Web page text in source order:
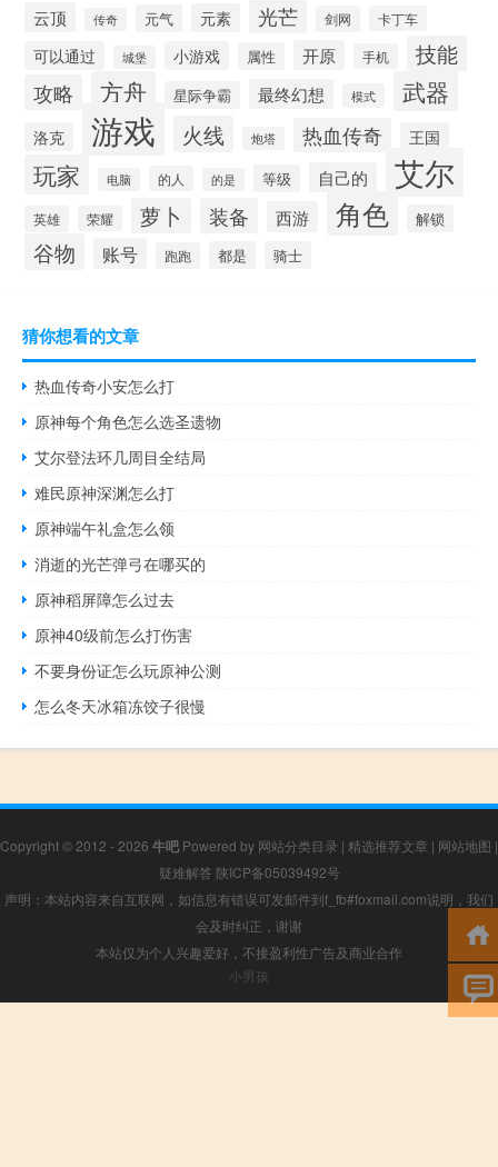
云顶 传奇 元气 元素 光芒 剑网 卡丁车
可以通过 城堡 小游戏 属性 开原 手机
技能
攻略
方舟 星际争霸 最终幻想 模式 武器
洛克 游戏 火线 炮塔 热血传奇 王国
玩家 电脑 的人 的是 等级 自己的 艾尔
英雄 荣耀 萝卜 装备 西游 角色 解锁
谷物 账号 跑跑 都是 骑士
猜你想看的文章
热血传奇小安怎么打
原神每个角色怎么选圣遗物
艾尔登法环几周目全结局
难民原神深渊怎么打
原神端午礼盒怎么领
消逝的光芒弹弓在哪买的
原神稻屏障怎么过去
原神40级前怎么打伤害
不要身份证怎么玩原神公测
怎么冬天冰箱冻饺子很慢
Copyright © 2012 - 2026 牛吧 Powered by 网站分类目录 | 精选推荐文章 | 网站地图 |
疑难解答 陕ICP备05039492号
声明：本站内容来自互联网，如信息有错误可发邮件到f_fb#foxmail.com说明，我们
会及时纠正，谢谢
本站仅为个人兴趣爱好，不接盈利性广告及商业合作
小男孩